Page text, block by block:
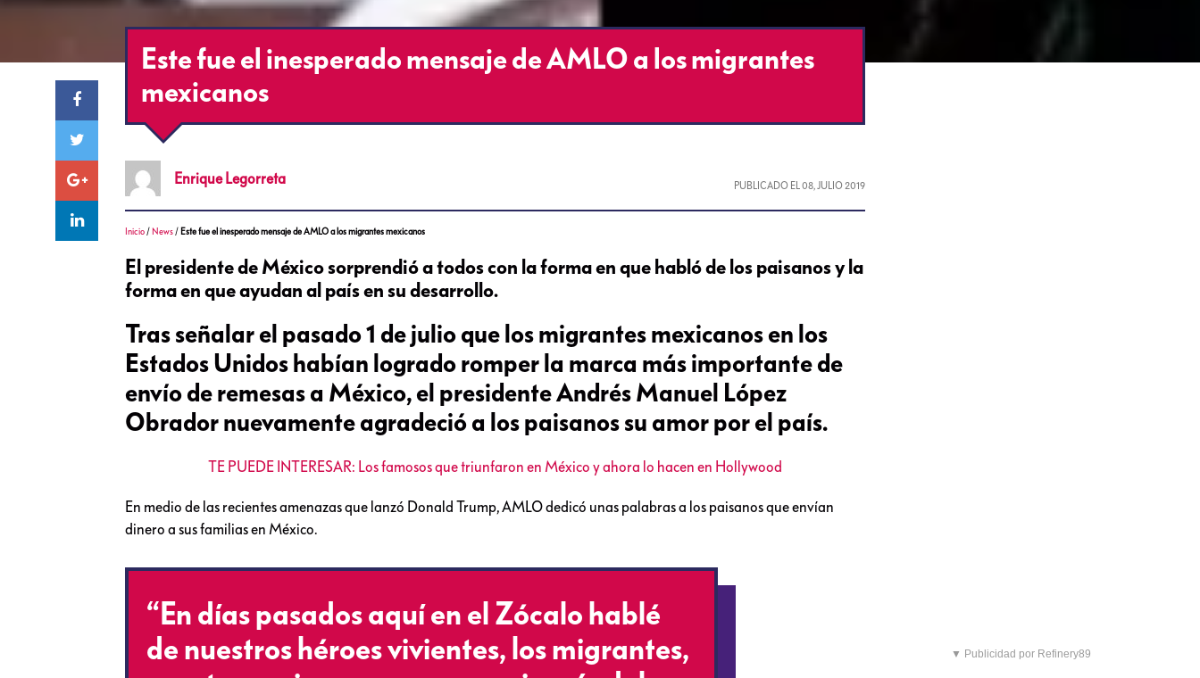
Este fue el inesperado mensaje de AMLO a los migrantes
mexicanos
Enrique Legorreta PUBLICADO EL08, JULIO 2019
Inicio / News / Este fue el inesperado mensaje de AMLO a los migrantes mexicanos
El presidente de México sorprendió a todos con la forma en que habló de los paisanos y la
forma en que ayudan al país en su desarrollo.
Tras señalar el pasado 1 de julio que los migrantes mexicanos en los
Estados Unidos habían logrado romper la marca más importante de
envío de remesas a México, el presidente Andrés Manuel López
Obrador nuevamente agradeció a los paisanos su amor por el país.
TE PUEDE INTERESAR: Los famosos que triunfaron en México y ahora lo hacen en Hollywood
En medio de las recientes amenazas que lanzó Donald Trump, AMLO dedicó unas palabras a los paisanos que envían
dinero a sus familias en México.
“En días pasados aquí en el Zócalo hablé
de nuestros héroes vivientes, los migrantes,
▼ Publicidad por Refinery89